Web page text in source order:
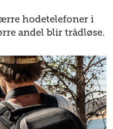
hodetelefoner i
andel blir trådløse.